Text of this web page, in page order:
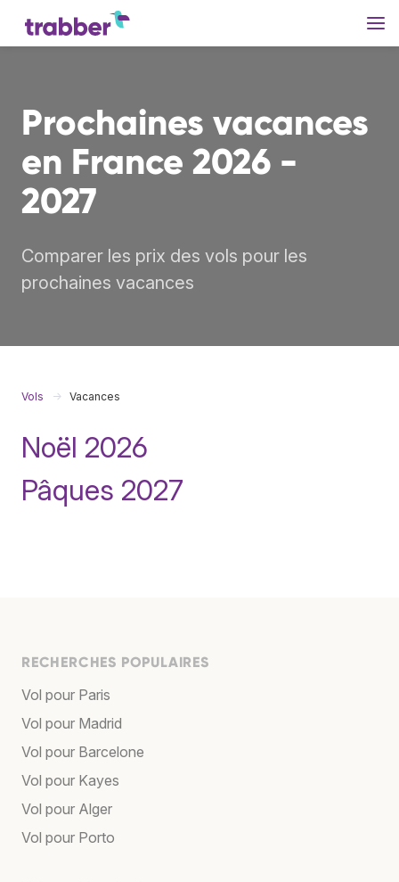
Prochaines vacances
en France 2026 -
2027
Comparer les prix des vols pour les
prochaines vacances
Vols Vacances
Noël 2026
Pâques 2027
RECHERCHES POPULAIRES
Vol pour Paris
Vol pour Madrid
Vol pour Barcelone
Vol pour Kayes
Vol pour Alger
Vol pour Porto